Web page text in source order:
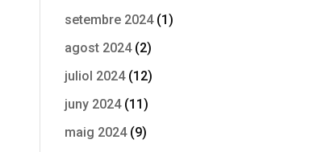
setembre 2024(1)
agost 2024(2)
juliol 2024(12)
juny 2024(11)
maig 2024(9)